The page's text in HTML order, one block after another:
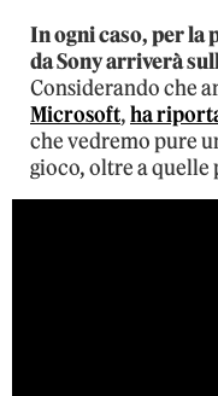
In ogni caso, per
da Sony arriverà
Considerando che
Microsoft,ha
che vedremo pure
gioco, oltre a quelle